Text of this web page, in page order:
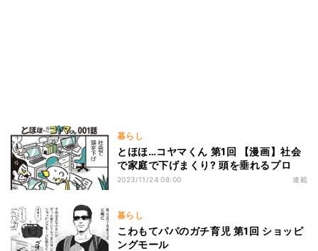
暮らし
とほほ…コヤマくん 第1回 【漫画】社会
で家庭で下げまくり? 頭を垂れるプロ
2023/11/24 08:00 連載
暮らし
こわもてパパのガチ育児 第1回 ショッピ
ングモール